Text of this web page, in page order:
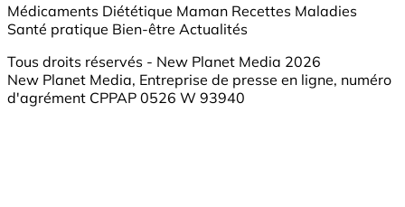
Médicaments Diététique Maman Recettes Maladies
Santé pratique Bien-être Actualités
Tous droits réservés - New Planet Media 2026
New Planet Media, Entreprise de presse en ligne, numéro
d'agrément CPPAP 0526 W 93940